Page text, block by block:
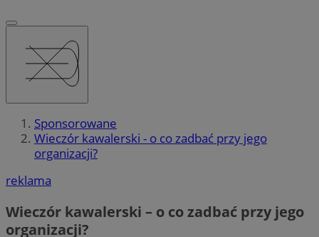
Sponsorowane
Wieczór kawalerski - o co zadbać przy jego
organizacji?
reklama
Wieczór kawalerski – o co zadbać przy jego
organizacji?